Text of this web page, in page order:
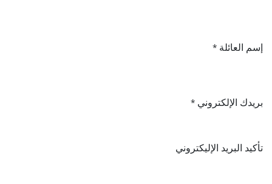
إسم العائلة *
بريدك الإلكتروني *
تأكيد البريد الإليكتروني